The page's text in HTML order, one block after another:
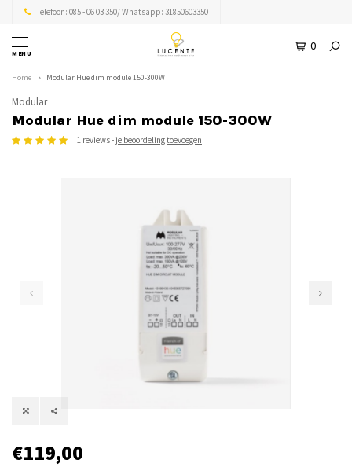
Telefoon: 085 - 06 03 350/ Whatsapp: 31850603350
MENU
0
Home Modular Hue dim module 150-300W
Modular
Modular Hue dim module 150-300W
1 reviews - je beoordeling toevoegen
€119,00